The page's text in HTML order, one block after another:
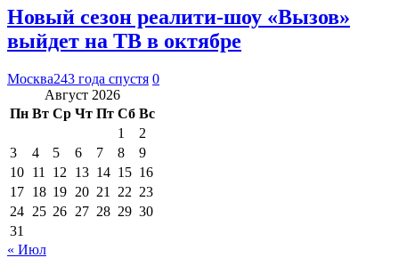
Новый сезон реалити-шоу «Вызов»
выйдет на ТВ в октябре
Москва243 года спустя 0
Август 2026
Пн Вт Ср Чт Пт Сб Вс
1
2
3
4 5 6 7 8
9
10 11 12 13 14 15 16
17 18 19 20 21 22 23
24 25 26 27 28 29 30
31
« Июл